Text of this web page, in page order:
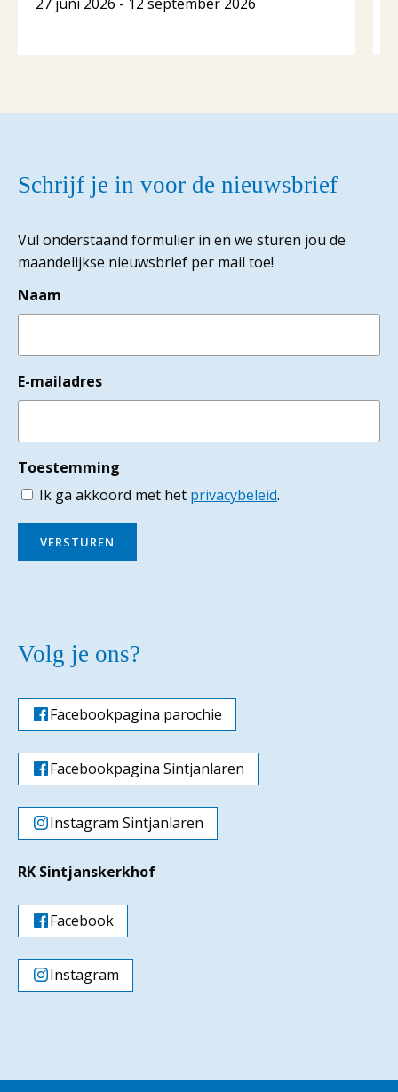
Schrijf je in voor de nieuwsbrief
Vul onderstaand formulier in en we sturen jou de
maandelijkse nieuwsbrief per mail toe!
Naam
E-mailadres
Toestemming
Ik ga akkoord met het privacybeleid.
VERSTUREN
Volg je ons?
Facebookpagina parochie
Facebookpagina Sintjanlaren
Instagram Sintjanlaren
RK Sintjanskerkhof
Facebook
Instagram